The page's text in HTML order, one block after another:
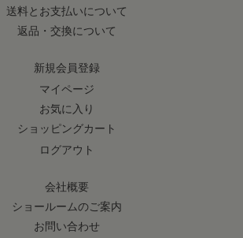
送料とお支払いについて
返品・交換について
新規会員登録
マイページ
お気に入り
ショッピングカート
ログアウト
会社概要
ショールームのご案内
お問い合わせ